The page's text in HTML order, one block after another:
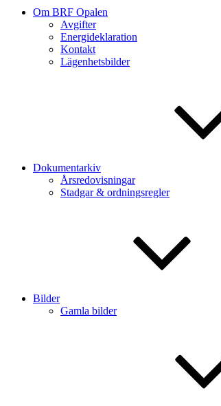
Om BRF Opalen
Avgifter
Energideklaration
Kontakt
Lägenhetsbilder
Dokumentarkiv
Årsredovisningar
Stadgar & ordningsregler
Bilder
Gamla bilder